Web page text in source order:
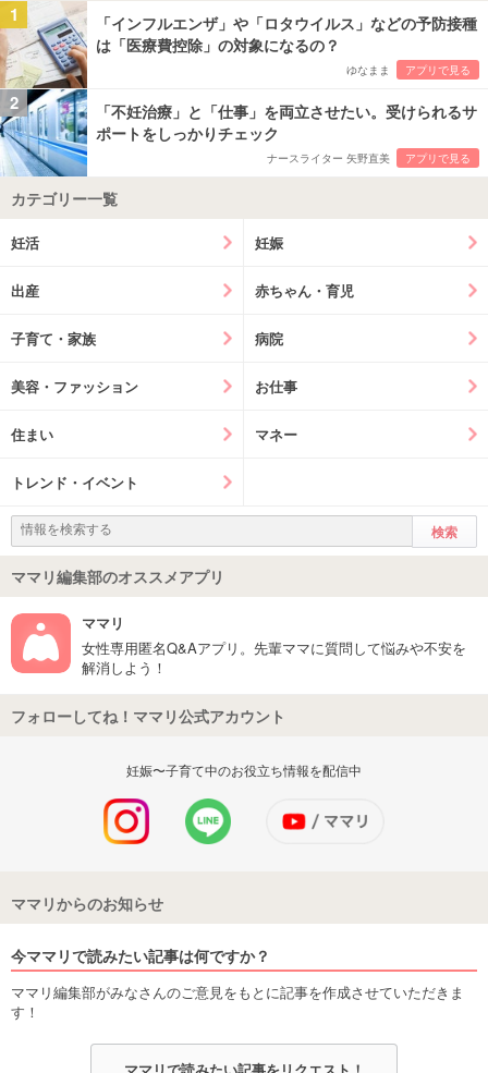
1
「インフルエンザ」や「ロタウイルス」などの予防接種
は「医療費控除」の対象になるの？
ゆなまま アプリで見る
2
「不妊治療」と「仕事」を両立させたい。受けられるサ
ポートをしっかりチェック
ナースライター 矢野直美 アプリで見る
カテゴリー一覧
妊活 妊娠
出産 赤ちゃん・育児
子育て・家族 病院
美容・ファッション お仕事
住まい マネー
トレンド・イベント
ママリ編集部のオススメアプリ
ママリ
女性専用匿名Q&Aアプリ。先輩ママに質問して悩みや不安を
解消しよう！
フォローしてね！ママリ公式アカウント
妊娠〜子育て中のお役立ち情報を配信中
ママリからのお知らせ
今ママリで読みたい記事は何ですか？
ママリ編集部がみなさんのご意見をもとに記事を作成させていただきま
す！